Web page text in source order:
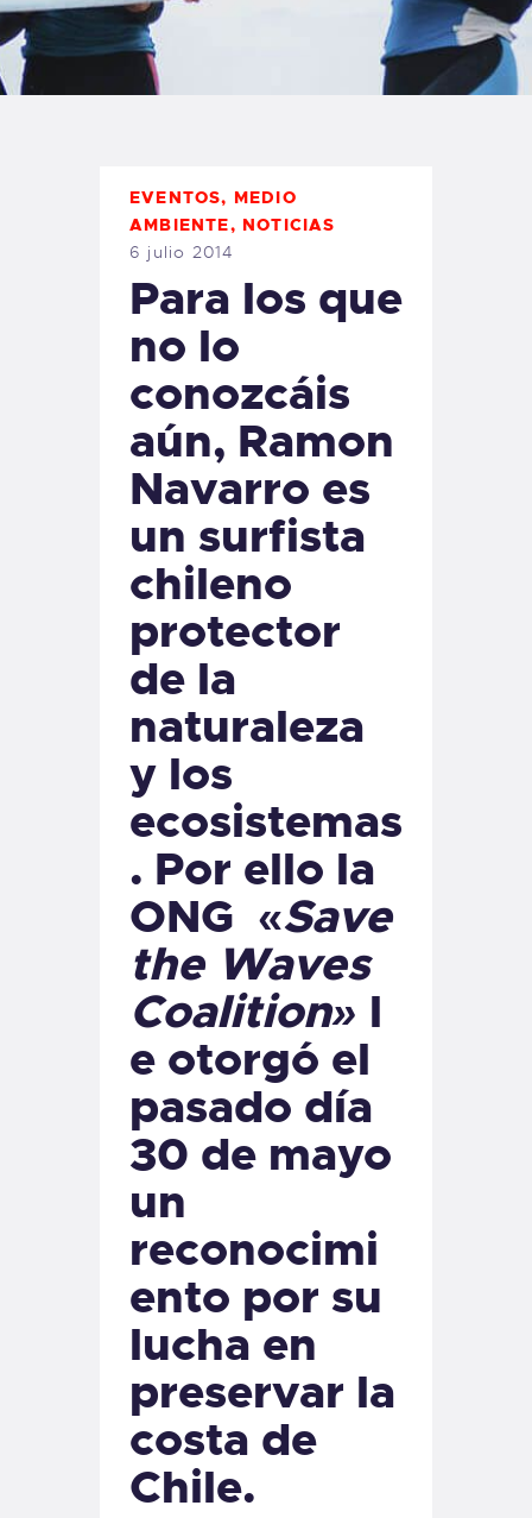
TIENDA FAMILY SURFERS
WEBCAM SALINAS
PEDIDOS
EVENTOS, MEDIO
AMBIENTE, NOTICIAS
6 julio 2014
Para los que
no lo
conozcáis
aún, Ramon
Navarro es
un surfista
chileno
protector
de la
naturaleza
y los
ecosistemas
. Por ello la
ONG «Save
the Waves
Coalition» l
e otorgó el
pasado día
30 de mayo
un
reconocimi
ento por su
lucha en
preservar la
costa de
Chile.